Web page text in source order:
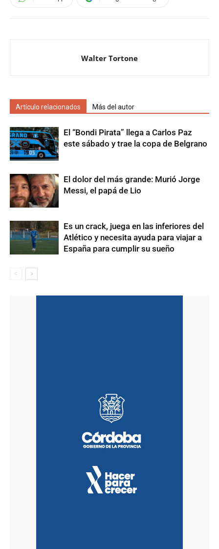
Walter Tortone
Artículo relacionados Más del autor
El “Bondi Pirata” llega a Carlos Paz
este sábado y trae la copa de Belgrano
El dolor del más grande: Murió Jorge
Messi, el papá de Lio
Es un crack, juega en las inferiores del
Atlético y necesita ayuda para viajar a
España para cumplir su sueño